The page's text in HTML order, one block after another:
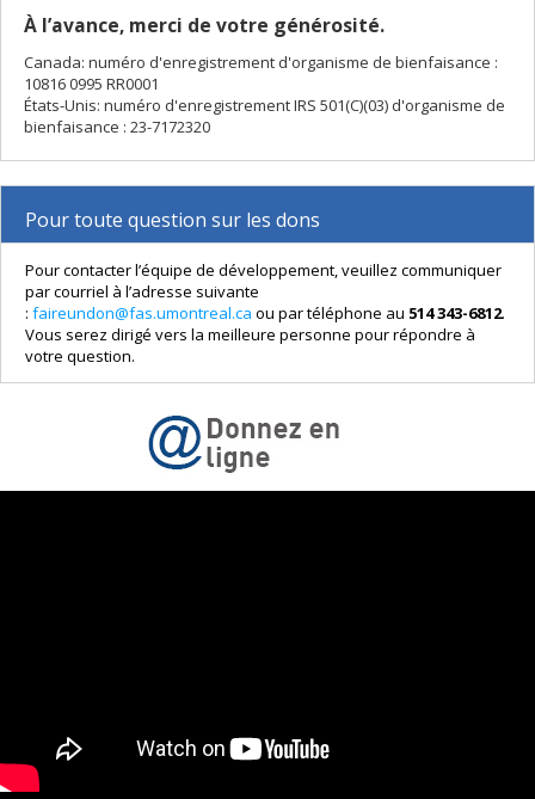
À l’avance, merci de votre générosité.
Canada: numéro d'enregistrement d'organisme de bienfaisance :
10816 0995 RR0001
États-Unis: numéro d'enregistrement IRS 501(C)(03) d'organisme de
bienfaisance : 23-7172320
Pour toute question sur les dons
Pour contacter l’équipe de développement, veuillez communiquer
par courriel à l’adresse suivante
: faireundon@fas.umontreal.ca ou par téléphone au 514 343-6812.
Vous serez dirigé vers la meilleure personne pour répondre à
votre question.